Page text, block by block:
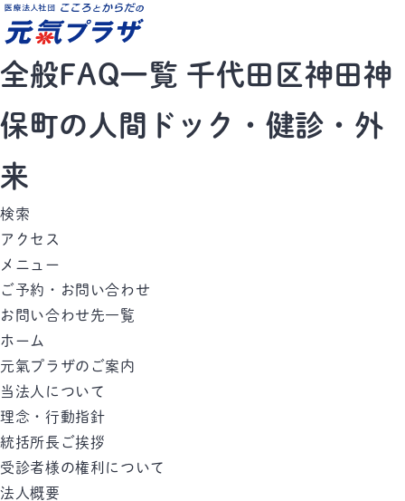
全般FAQ一覧 千代田区神田神
保町の人間ドック・健診・外
来
検索
アクセス
メニュー
ご予約・お問い合わせ
お問い合わせ先一覧
ホーム
元氣プラザのご案内
当法人について
理念・行動指針
統括所長ご挨拶
受診者様の権利について
法人概要